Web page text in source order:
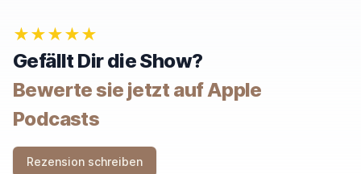
R
E
T
H
I
S
F
E
★★★★★
Gefällt Dir die Show?
Bewerte sie jetzt auf Apple
Podcasts
Rezension schreiben